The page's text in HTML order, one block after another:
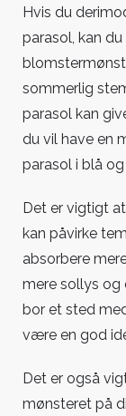
Hvis du
parasol, kan
sommerlig
parasol kan
du vil have en
parasol i blå
Det er vigtigt
kan påvirke
absorbere
mere sollys og
bor et sted
være en god
Det er også
mønsteret på